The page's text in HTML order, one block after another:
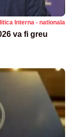
Interna - nationala
va fi greu